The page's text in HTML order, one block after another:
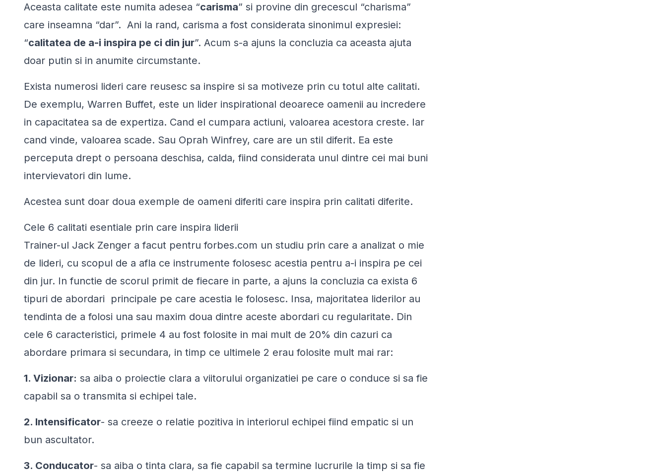
Aceasta calitate este numita adesea “carisma” si provine din grecescul “charisma”
care inseamna “dar”. Ani la rand, carisma a fost considerata sinonimul expresiei:
“calitatea de a-i inspira pe ci din jur”. Acum s-a ajuns la concluzia ca aceasta ajuta
doar putin si in anumite circumstante.
Exista numerosi lideri care reusesc sa inspire si sa motiveze prin cu totul alte calitati.
De exemplu, Warren Buffet, este un lider inspirational deoarece oamenii au incredere
in capacitatea sa de expertiza. Cand el cumpara actiuni, valoarea acestora creste. Iar
cand vinde, valoarea scade. Sau Oprah Winfrey, care are un stil diferit. Ea este
perceputa drept o persoana deschisa, calda, fiind considerata unul dintre cei mai buni
intervievatori din lume.
Acestea sunt doar doua exemple de oameni diferiti care inspira prin calitati diferite.
Cele 6 calitati esentiale prin care inspira liderii
Trainer-ul Jack Zenger a facut pentru forbes.com un studiu prin care a analizat o mie
de lideri, cu scopul de a afla ce instrumente folosesc acestia pentru a-i inspira pe cei
din jur. In functie de scorul primit de fiecare in parte, a ajuns la concluzia ca exista 6
tipuri de abordari principale pe care acestia le folosesc. Insa, majoritatea liderilor au
tendinta de a folosi una sau maxim doua dintre aceste abordari cu regularitate. Din
cele 6 caracteristici, primele 4 au fost folosite in mai mult de 20% din cazuri ca
abordare primara si secundara, in timp ce ultimele 2 erau folosite mult mai rar:
1. Vizionar: sa aiba o proiectie clara a viitorului organizatiei pe care o conduce si sa fie
capabil sa o transmita si echipei tale.
2. Intensificator- sa creeze o relatie pozitiva in interiorul echipei fiind empatic si un
bun ascultator.
3. Conducator- sa aiba o tinta clara, sa fie capabil sa termine lucrurile la timp si sa fie